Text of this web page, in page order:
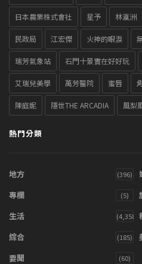
日本農業株式會社 星予 林瀛洲
民政局 江宏傑 火神的眼淚
瑞芳氣象站 石門十景實在好好玩
艾瑞兒美學 萬芳醫院 蜜唇
陳庭妮 隱世THE ARCADIA 風梨
熱門分類
地方 (396)
專欄 (5)
生活 (4,358)
綜合 (185)
要聞 (60)